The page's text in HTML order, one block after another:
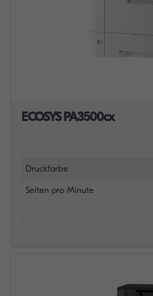
ECOSYS PA3500cx
Druckfarbe
Seiten pro Minute